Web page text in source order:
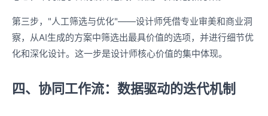
第三步，"人工筛选与优化"——设计师凭借专业审美和商业洞
察，从AI生成的方案中筛选出最具价值的选项，并进行细节优
化和深化设计。这一步是设计师核心价值的集中体现。
四、协同工作流：数据驱动的迭代机制